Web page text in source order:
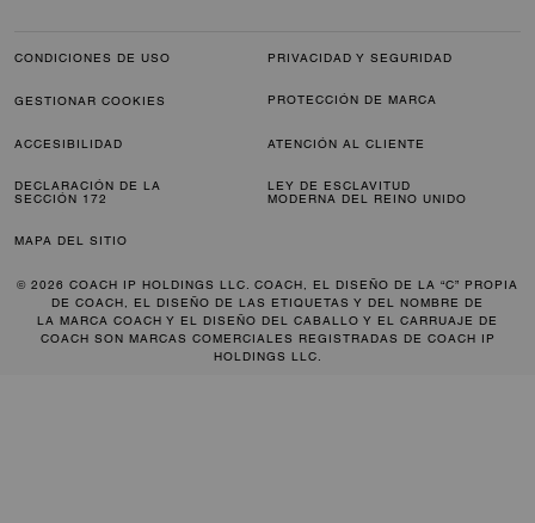
CONDICIONES DE USO PRIVACIDAD Y SEGURIDAD
GESTIONAR COOKIES PROTECCIÓN DE MARCA
ACCESIBILIDAD ATENCIÓN AL CLIENTE
DECLARACIÓN DE LA
SECCIÓN 172
LEY DE ESCLAVITUD
MODERNA DEL REINO UNIDO
MAPA DEL SITIO
© 2026 COACH IP HOLDINGS LLC. COACH, EL DISEÑO DE LA “C” PROPIA
DE COACH, EL DISEÑO DE LAS ETIQUETAS Y DEL NOMBRE DE
LA MARCA COACH Y EL DISEÑO DEL CABALLO Y EL CARRUAJE DE
COACH SON MARCAS COMERCIALES REGISTRADAS DE COACH IP
HOLDINGS LLC.